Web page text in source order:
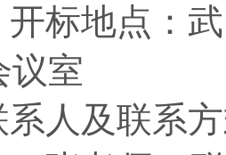
地点：武
议室
人及联系